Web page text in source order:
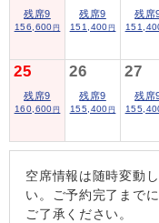
残席9
156,600 円
残席9
151,400 円
残席
25
残席9
160,600 円
26
残席9
155,400 円
27
残席
空席情報は随時変動
い。ご予約完了まで
ご了承ください。